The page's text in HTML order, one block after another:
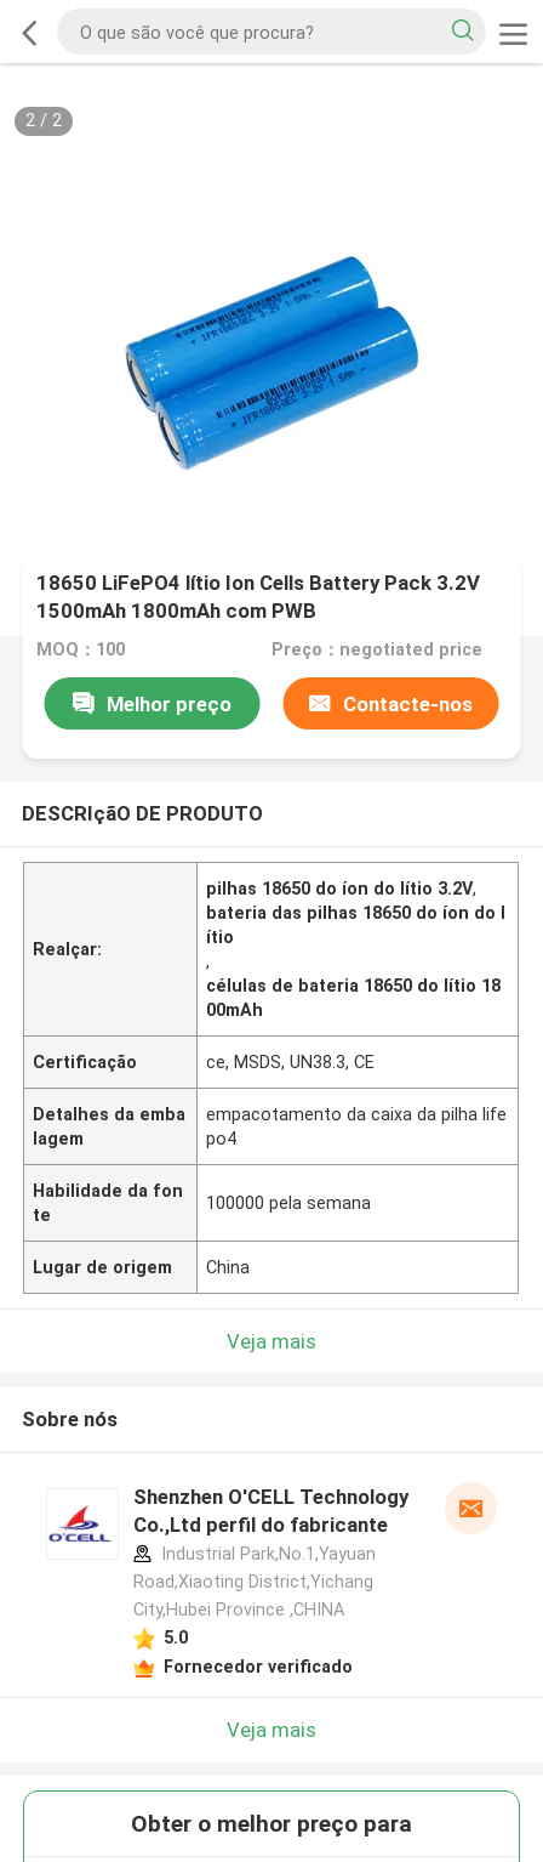
2/ 2
18650 LiFePO4 lítio Ion Cells Battery Pack 3.2V
1500mAh 1800mAh com PWB
MOQ：100 Preço：negotiated price
Melhor preço Contacte-nos
DESCRIçãO DE PRODUTO
Realçar:
pilhas 18650 do íon do lítio 3.2V,
bateria das pilhas 18650 do íon do l
ítio
,
células de bateria 18650 do lítio 18
00mAh
Certificação ce, MSDS, UN38.3, CE
Detalhes da emba
lagem
empacotamento da caixa da pilha life
po4
Habilidade da fon
te
100000 pela semana
Lugar de origem China
Veja mais
Sobre nós
Shenzhen O'CELL Technology
Co.,Ltd perfil do fabricante
Industrial Park,No.1,Yayuan
Road,Xiaoting District,Yichang
City,Hubei Province ,CHINA
5.0
Fornecedor verificado
Veja mais
Obter o melhor preço para